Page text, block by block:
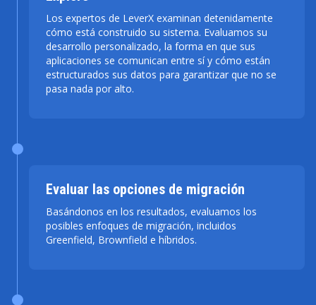
Los expertos de LeverX examinan detenidamente
cómo está construido su sistema. Evaluamos su
desarrollo personalizado, la forma en que sus
aplicaciones se comunican entre sí y cómo están
estructurados sus datos para garantizar que no se
pasa nada por alto.
Evaluar las opciones de migración
Basándonos en los resultados, evaluamos los
posibles enfoques de migración, incluidos
Greenfield, Brownfield e híbridos.